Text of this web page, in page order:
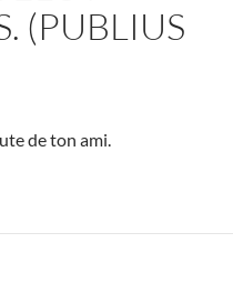
(PUBLIUS
de ton ami.